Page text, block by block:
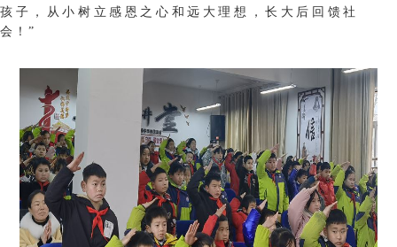
孩子，从小树立感恩之心和远大理想，长大后回馈社
会！”